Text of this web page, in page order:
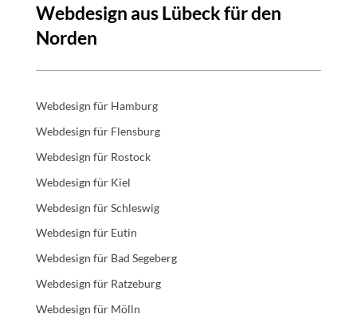
Webdesign aus Lübeck für den
Norden
Webdesign für Hamburg
Webdesign für Flensburg
Webdesign für Rostock
Webdesign für Kiel
Webdesign für Schleswig
Webdesign für Eutin
Webdesign für Bad Segeberg
Webdesign für Ratzeburg
Webdesign für Mölln